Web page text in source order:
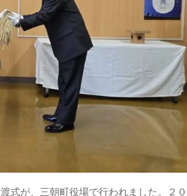
式が、三朝町役場で行われました。２